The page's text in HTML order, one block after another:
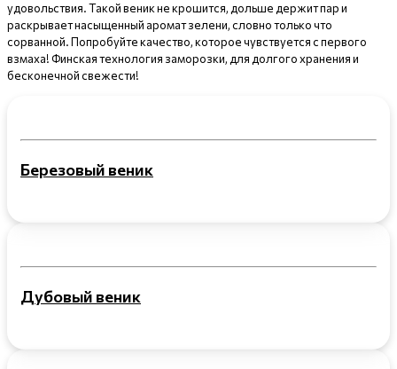
удовольствия. Такой веник не крошится, дольше держит пар и
раскрывает насыщенный аромат зелени, словно только что
сорванной. Попробуйте качество, которое чувствуется с первого
взмаха! Финская технология заморозки, для долгого хранения и
бесконечной свежести!
Березовый веник
Дубовый веник